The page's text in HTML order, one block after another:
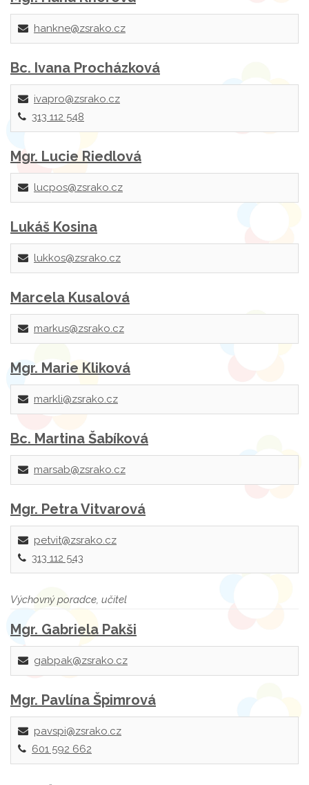
hankne@zsrako.cz
Bc. Ivana Procházková
ivapro@zsrako.cz
313 112 548
Mgr. Lucie Riedlová
lucpos@zsrako.cz
Lukáš Kosina
lukkos@zsrako.cz
Marcela Kusalová
markus@zsrako.cz
Mgr. Marie Kliková
markli@zsrako.cz
Bc. Martina Šabíková
marsab@zsrako.cz
Mgr. Petra Vitvarová
petvit@zsrako.cz
313 112 543
Výchovný poradce, učitel
Mgr. Gabriela Pakši
gabpak@zsrako.cz
Mgr. Pavlína Špimrová
pavspi@zsrako.cz
601 592 662